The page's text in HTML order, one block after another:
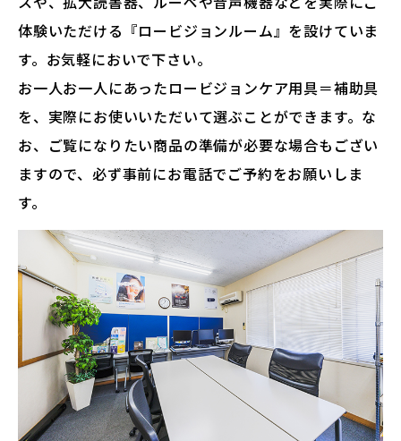
体験いただける『ロービジョンルーム』を設けていま
す。お気軽においで下さい。
お一人お一人にあったロービジョンケア用具＝補助具
を、実際にお使いいただいて選ぶことができます。な
お、ご覧になりたい商品の準備が必要な場合もござい
ますので、必ず事前にお電話でご予約をお願いしま
す。